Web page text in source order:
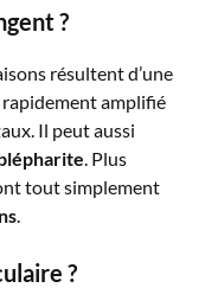
?
résultent d’une
rapidement amplifié
Il peut aussi
. Plus
tout simplement
.
?